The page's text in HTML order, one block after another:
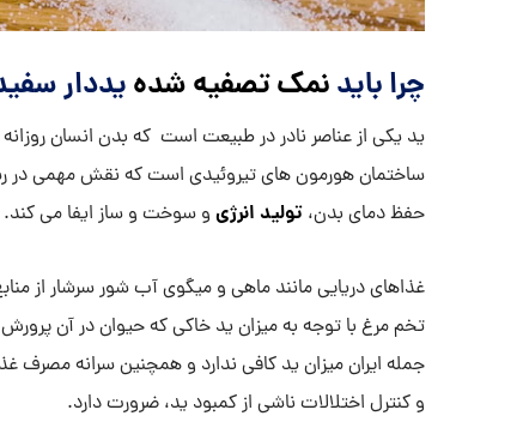
چرا بایدنمک تصفیه شدهیددار
ید یکی از عناصر نادر در طبیعت است که بدن انسان
ساختمان هورمون های تیروئیدی است که نقش مهمی در
حفظ دمای بدن، تولید انرژی و سوخت و ساز ایفا می کند.
غذاهای دریایی مانند ماهی و میگوی آب شور سرشار از
تخم مرغ با توجه به میزان ید خاکی که حیوان در آن
جمله ایران میزان ید کافی ندارد و همچنین سرانه مصرف
و کنترل اختلالات ناشی از کمبود ید، ضرورت دارد.